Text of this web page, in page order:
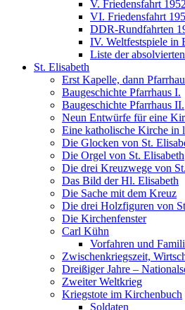
V. Friedensfahrt 1952
VI. Friedensfahrt
DDR-Rundfahrten
IV. Weltfestspiele in
Liste der
St. Elisabeth
Erst Kapelle, dann
Baugeschichte Pfarrhaus I.
Baugeschichte Pfarrhaus II.
Neun Entwürfe für eine
Eine katholische Kirche in
Die Glocken von St.
Die Orgel von St. Elisabeth
Die drei Kreuzwege von
Das Bild der Hl. Elisabeth
Die Sache mit dem Kreuz
Die drei Holzfiguren von
Die Kirchenfenster
Carl Kühn
Vorfahren und
Zwischenkriegszeit,
Dreißiger Jahre –
Zweiter Weltkrieg
Kriegstote im Kirchenbuch
Soldaten